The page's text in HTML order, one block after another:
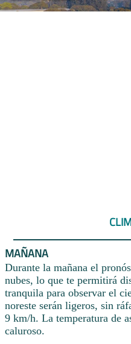
MAÑANA
Durante la mañana el
nubes, lo que te permitirá
tranquila para observar el
noreste serán ligeros, sin
9 km/h. La temperatura de
caluroso.